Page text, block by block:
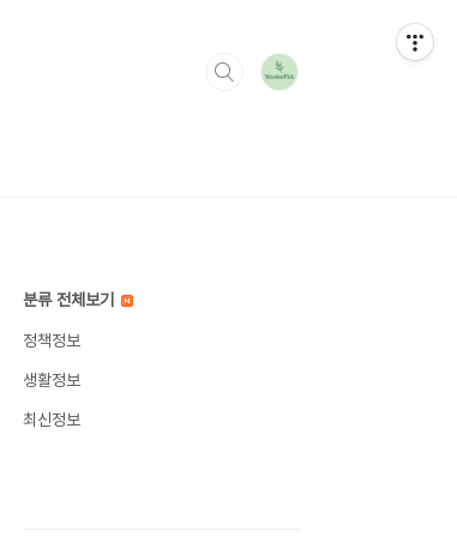
분류 전체보기
정책정보
생활정보
최신정보